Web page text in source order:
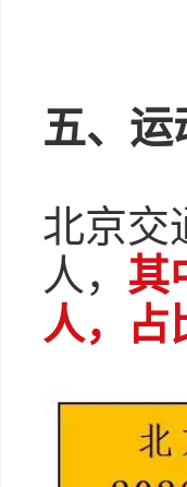
五、运
北京交
人， 其
人，占